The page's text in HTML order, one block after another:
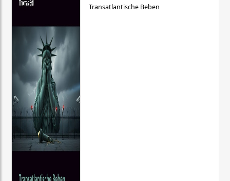
Transatlantische Beben